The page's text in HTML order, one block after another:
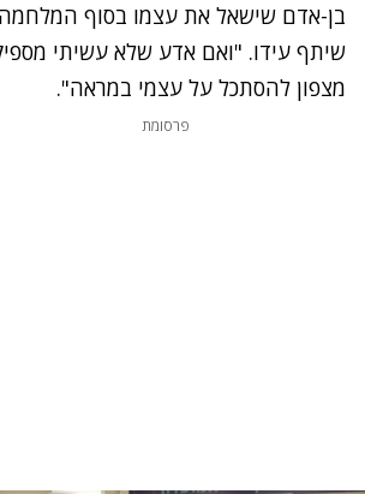
בן-אדם שישאל את עצמו בסוף
שיתף עידו. "ואם אדע שלא עשיתי
מצפון להסתכל על עצמי במראה".
פרסומת